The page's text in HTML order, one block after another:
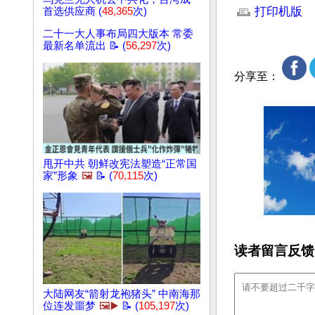
首选供应商 (48,365次)
二十一大人事布局四大版本 常委
最新名单流出 📝 (56,297次)
甩开中共 朝鲜改宪法塑造“正常国
家”形象 🖼️ 📝 (70,115次)
大陆网友“箭射龙袍猪头” 中南海那
位连发噩梦 🖼️▶️ 📝 (105,197次)
打印机版
分享至：
读者留言反